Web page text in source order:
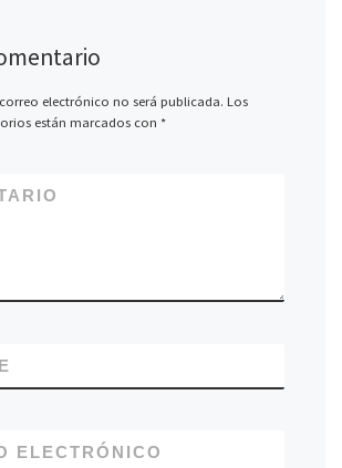
electrónico no será publicada. Los
están marcados con *
ELECTRÓNICO